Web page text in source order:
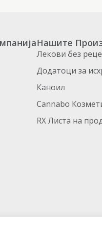
Нашите
Лекови без
Додатоци за
Каноил
Cannabo
RX Листа на